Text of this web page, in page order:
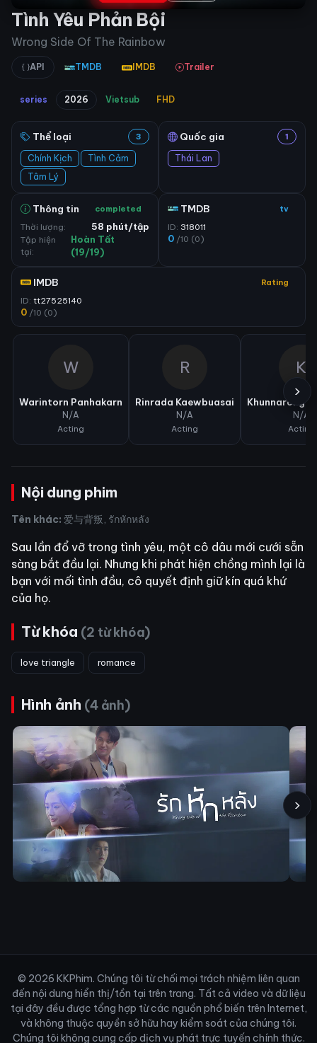
Tình Yêu Phản Bội
Wrong Side Of The Rainbow
API TMDB IMDB Trailer
series 2026 Vietsub FHD
Thể loại 3
Chính Kịch
Tình Cảm
Tâm Lý
Quốc gia 1
Thái Lan
Thông tin completed
Thời lượng:
58 phút/tập
Tập hiện
tại:
Hoàn Tất
(19/19)
TMDB tv
ID: 318011
0 /10 (0)
IMDB Rating
ID: tt27525140
0 /10 (0)
W
Warintorn Panhakarn
N/A
Acting
R
Rinrada Kaewbuasai
N/A
Acting
K
Khunnarong
N/A
Acting
›
Nội dung phim
Tên khác: 爱与背叛, รักหักหลัง
Sau lần đổ vỡ trong tình yêu, một cô dâu mới cưới sẵn
sàng bắt đầu lại. Nhưng khi phát hiện chồng mình lại là
bạn với mối tình đầu, cô quyết định giữ kín quá khứ
của họ.
Từ khóa (2 từ khóa)
love triangle romance
Hình ảnh (4 ảnh)
›
© 2026 KKPhim. Chúng tôi từ chối mọi trách nhiệm liên quan
đến nội dung hiển thị/tồn tại trên trang. Tất cả video và dữ liệu
tại đây đều được tổng hợp từ các nguồn phổ biến trên Internet,
và không thuộc quyền sở hữu hay kiểm soát của chúng tôi.
Chúng tôi không cung cấp dịch vụ phát trực tuyến chính thức.